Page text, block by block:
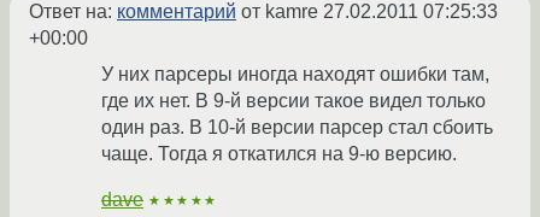
Ответ на: комментарий от kamre 27.02.2011 07:25:33
+00:00
У них парсеры иногда находят ошибки там,
где их нет. В 9-й версии такое видел только
один раз. В 10-й версии парсер стал сбоить
чаще. Тогда я откатился на 9-ю версию.
dave ★★★★★